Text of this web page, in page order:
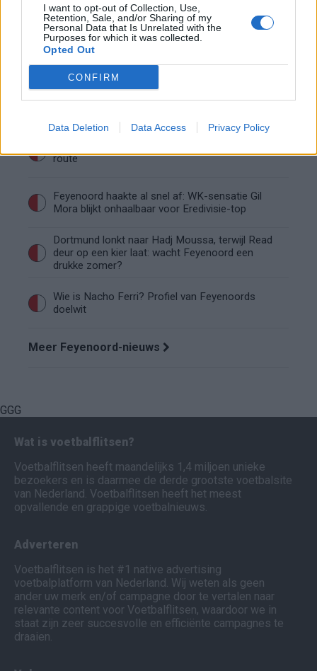
I want to opt-out of Collection, Use,
Retention, Sale, and/or Sharing of my
Personal Data that Is Unrelated with the
Purposes for which it was collected.
Opted Out
CONFIRM
Data Deletion Data Access Privacy Policy
op het WK 2026
Feyenoord begint aan nieuw tijdperk: programma
route
Feyenoord haakte al snel af: WK-sensatie Gil
Mora blijkt onhaalbaar voor Eredivisie-top
Dortmund lonkt naar Hadj Moussa, terwijl Read
deur op een kier laat: wacht Feyenoord een
drukke zomer?
Wie is Nacho Ferri? Profiel van Feyenoords
doelwit
Meer Feyenoord-nieuws
GGG
Wat is voetbalflitsen?
Voetbalflitsen heeft maandelijks 1,4 miljoen unieke
bezoekers en is daarmee de derde grootste voetbalsite
van Nederland. Voetbalflitsen heeft het meest
opvallende en grappige voetbalnieuws.
Adverteren
Voetbalflitsen is het #1 native advertising
voetbalplatform van Nederland. Wij weten als geen
ander uw merk en/of campagne door te vertalen naar
relevante content voor Voetbalflitsen, waardoor we in
staat zijn zeer succesvolle en efficiënte campagnes te
draaien.